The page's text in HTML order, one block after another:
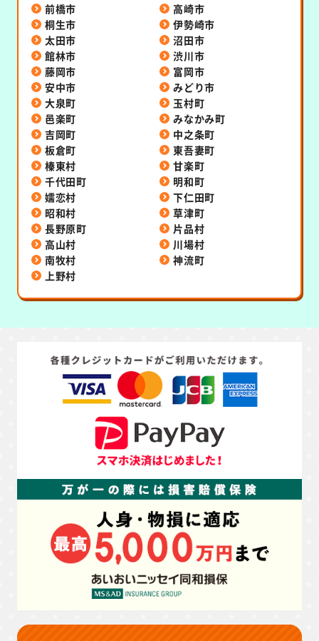
前橋市
高崎市
桐生市
伊勢崎市
太田市
沼田市
館林市
渋川市
藤岡市
富岡市
安中市
みどり市
大泉町
玉村町
邑楽町
みなかみ町
吉岡町
中之条町
板倉町
東吾妻町
榛東村
甘楽町
千代田町
明和町
嬬恋村
下仁田町
昭和村
草津町
長野原町
片品村
高山村
川場村
南牧村
神流町
上野村